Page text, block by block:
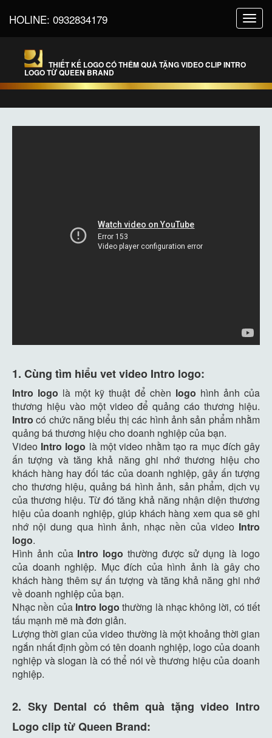
HOLINE: 0932834179
THIẾT KẾ LOGO CÓ THÊM QUÀ TẶNG VIDEO CLIP INTRO
LOGO TỪ QUEEN BRAND
1. Cùng tìm hiểu vet video Intro logo:
Intro logo là một kỹ thuật để chèn logo hình ảnh của
thương hiệu vào một video để quảng cáo thương hiệu.
Intro có chức năng biểu thị các hình ảnh sản phẩm nhằm
quảng bá thương hiệu cho doanh nghiệp của bạn.
Video Intro logo là một video nhằm tạo ra mục đích gây
ấn tượng và tăng khả năng ghi nhớ thương hiệu cho
khách hàng hay đối tác của doanh nghiệp, gây ấn tượng
cho thương hiệu, quảng bá hình ảnh, sản phẩm, dịch vụ
của thương hiệu. Từ đó tăng khả năng nhận diện thương
hiệu của doanh nghiệp, giúp khách hàng xem qua sẽ ghi
nhớ nội dung qua hình ảnh, nhạc nền của video Intro
logo.
Hình ảnh của Intro logo thường được sử dụng là logo
của doanh nghiệp. Mục đích của hình ảnh là gây cho
khách hàng thêm sự ấn tượng và tăng khả năng ghi nhớ
về doanh nghiệp của bạn.
Nhạc nền của Intro logo thường là nhạc không lời, có tiết
tấu mạnh mẽ mà đơn giản.
Lượng thời gian của video thường là một khoảng thời gian
ngắn nhất định gồm có tên doanh nghiệp, logo của doanh
nghiệp và slogan là có thể nói về thương hiệu của doanh
nghiệp.
2. Sky Dental có thêm quà tặng video Intro
Logo clip từ Queen Brand: